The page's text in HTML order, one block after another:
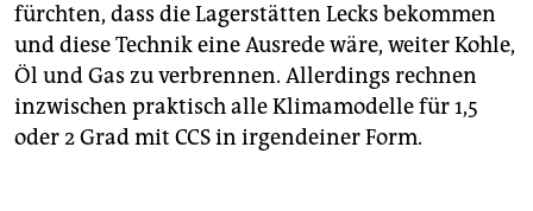
fürchten, dass die Lagerstätten Lecks bekommen
und diese Technik eine Ausrede wäre, weiter Kohle,
Öl und Gas zu verbrennen. Allerdings rechnen
inzwischen praktisch alle Klimamodelle für 1,5
oder 2 Grad mit CCS in irgendeiner Form.